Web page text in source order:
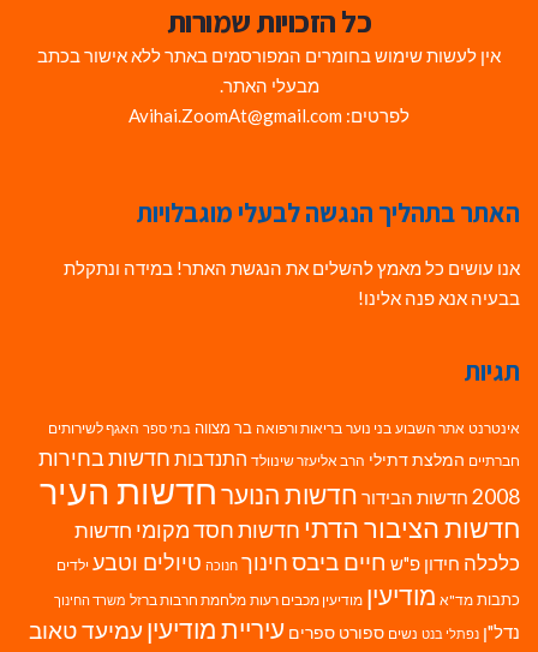
כל הזכויות שמורות
אין לעשות שימוש בחומרים המפורסמים באתר ללא אישור בכתב
מבעלי האתר.
לפרטים: Avihai.ZoomAt@gmail.com
האתר בתהליך הנגשה לבעלי מוגבלויות
אנו עושים כל מאמץ להשלים את הנגשת האתר! במידה ונתקלת
בבעיה אנא פנה אלינו!
תגיות
אינטרנט אתר השבוע בני נוער בריאות ורפואה בר מצווה בתי ספר האגף לשירותים
חברתיים המלצת דתילי הרב אליעזר שינוולד התנדבות חדשות בחירות
2008 חדשות הבידור חדשות הנוערחדשות העיר
חדשות הציבור הדתי חדשות חסד מקומי חדשות
כלכלה חידון פ"ש חיים ביבסחינוך חנוכה טיולים וטבע ילדים
כתבות מד"א מודיעין מודיעין מכבים רעות מלחמת חרבות ברזל משרד החינוך
נדל"ן נפתלי בנט נשים ספורט ספרים עיריית מודיעין עמיעד טאוב